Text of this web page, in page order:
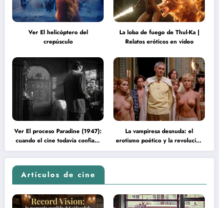
Ver El helicóptero del
crepúsculo
La loba de fuego de Thul-Ka |
Relatos eróticos en video
Ver El proceso Paradine (1947):
cuando el cine todavía confiaba
en la inteligencia del espectador
La vampiresa desnuda: el
erotismo poético y la revolución
psicodélica de Jean Rollin
Artículos de cine